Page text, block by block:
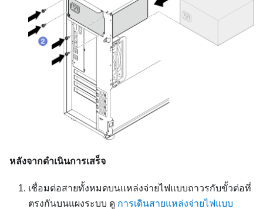
หลังจากดำเนินการเสร็จ
เชื่อมต่อสายทั้งหมดบนแหล่งจ่ายไฟแบบถาวรกับขั้วต่อที่
ตรงกันบนแผงระบบ ดู การเดินสายแหล่งจ่ายไฟแบบ